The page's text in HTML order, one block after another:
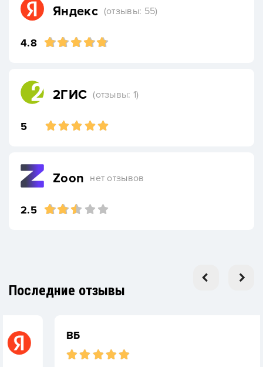
Яндекс (отзывы: 55)
4.8
2ГИС (отзывы: 1)
5
Zoon нет отзывов
2.5
Последние отзывы